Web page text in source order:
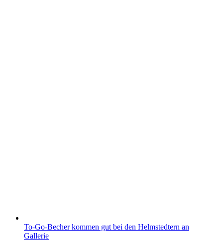
To-Go-Becher kommen gut bei den Helmstedtern an
Gallerie